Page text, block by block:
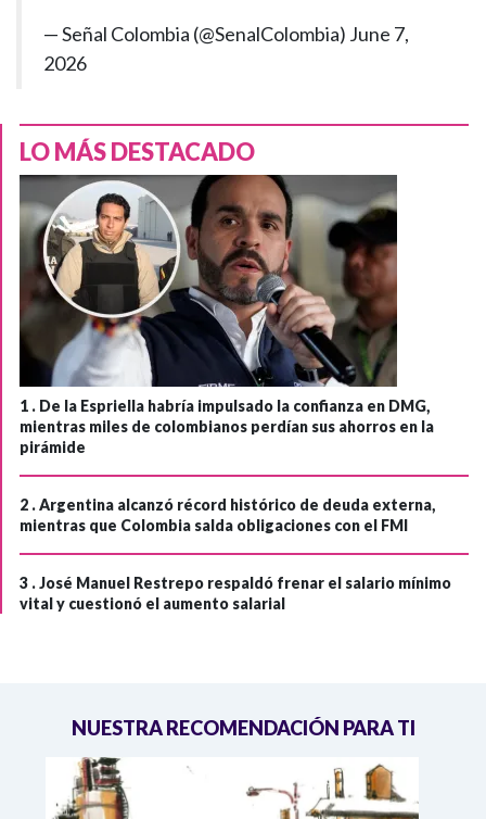
— Señal Colombia (@SenalColombia) June 7,
2026
LO MÁS DESTACADO
1 . De la Espriella habría impulsado la confianza en DMG,
mientras miles de colombianos perdían sus ahorros en la
pirámide
2 .Argentina alcanzó récord histórico de deuda externa,
mientras que Colombia salda obligaciones con el FMI
3 .José Manuel Restrepo respaldó frenar el salario mínimo
vital y cuestionó el aumento salarial
NUESTRA RECOMENDACIÓN PARA TI